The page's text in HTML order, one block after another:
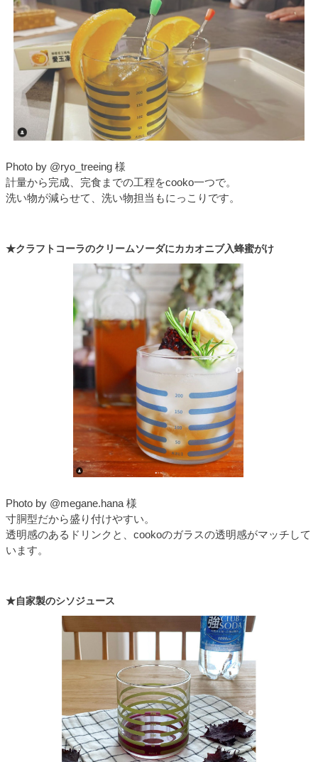
Photo by @ryo_treeing 様
計量から完成、完食までの工程をcooko一つで。
洗い物が減らせて、洗い物担当もにっこりです。
★クラフトコーラのクリームソーダにカカオニブ入蜂蜜がけ
Photo by @megane.hana 様
寸胴型だから盛り付けやすい。
透明感のあるドリンクと、cookoのガラスの透明感がマッチして
います。
★自家製のシソジュース